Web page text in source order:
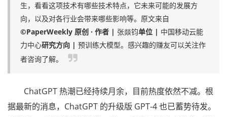
生，看看这项技术有哪些技术特点，它未来可能的发展方
向，以及对各行业会带来哪些影响等。原文来自
©PaperWeekly 原创 · 作者 | 张燚钧单位 | 中国移动云能
力中心研究方向 | 预训练大模型。感兴趣的赚友可以关注作
者咨询了解。
ChatGPT 热潮已经持续月余，目前热度依然不减。根
据最新的消息，ChatGPT 的升级版 GPT-4 也已蓄势待发。